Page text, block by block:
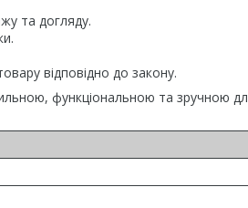
та догляду.
відповідно до закону.
функціональною та зручною